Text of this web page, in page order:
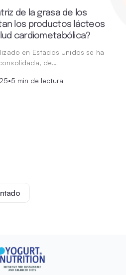
de la grasa de los
los productos lácteos
cardiometabólica?
en Estados Unidos se ha
de…
•5 min de lectura